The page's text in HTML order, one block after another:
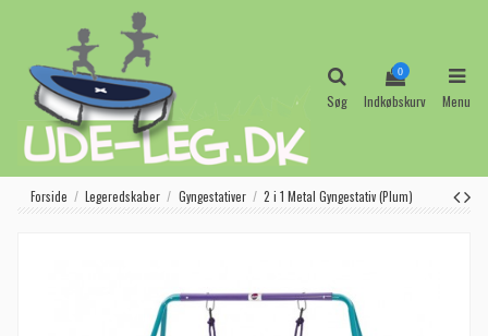
Søg
0
Indkøbskurv Menu
Forside Legeredskaber Gyngestativer 2 i 1 Metal Gyngestativ (Plum)